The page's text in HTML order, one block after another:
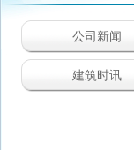
公司新闻
建筑时讯